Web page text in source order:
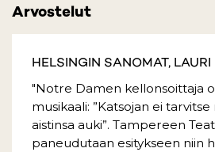
Arvostelut
HELSINGIN SANOMAT, LAURI
"Notre Damen kellonsoittaja
musikaali: ”Katsojan ei
aistinsa auki”. Tampereen
paneudutaan esitykseen niin